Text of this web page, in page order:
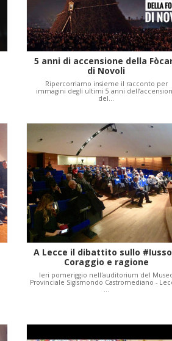
5 anni di accensione della
di Novoli
Ripercorriamo insieme il racconto per
immagini degli ultimi 5 anni
del…
A Lecce il dibattito sullo
Coraggio e ragione
Ieri pomeriggio nell'auditorium del
Provinciale Sigismondo Castromediano -
…